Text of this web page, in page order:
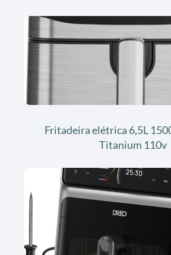
Fritadeira elétrica 6,5L
Titanium 110v